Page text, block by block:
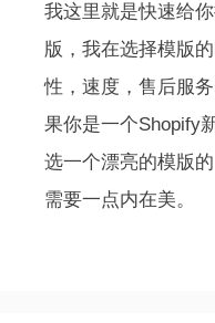
我这里就是快速给
版，我在选择模版
性，速度，售后服
果你是一个Shopify
选一个漂亮的模版
需要一点内在美。